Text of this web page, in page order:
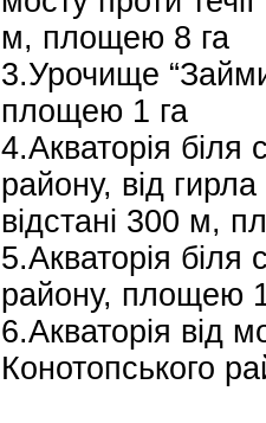
м, площею 8 га
3.Урочище
площею 1 га
4.Акваторія біля
району, від
відстані 300 м,
5.Акваторія
району, площею
6.Акваторія від
Конотопського